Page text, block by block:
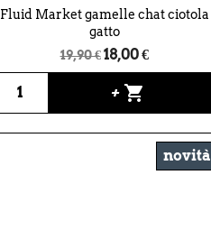
Fluid Market gamelle chat ciotola
gatto
19,90 € 18,00 €
+ shopping_cart
novità